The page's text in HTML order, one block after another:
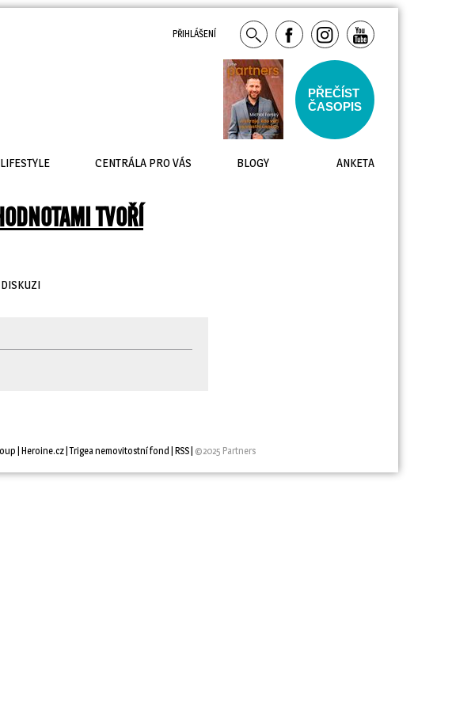
TVOŘÍ
PŘIHLÁŠENÍ
PŘEČÍST
ČASOPIS
LIFESTYLE CENTRÁLA PRO VÁS BLOGY ANKETA
Heroine.cz | Trigea nemovitostní fond RSS ©2025 Partners